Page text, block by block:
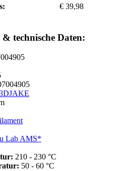
€ 39,98
technische Daten:
Lab AMS*
210 - 230 °C
50 - 60 °C